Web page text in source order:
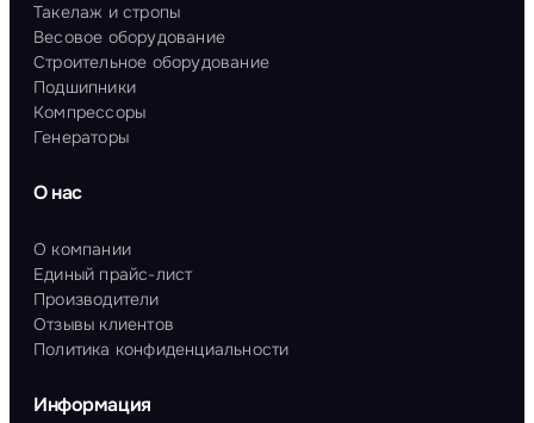
Такелаж и стропы
Весовое оборудование
Строительное оборудование
Подшипники
Компрессоры
Генераторы
О нас
О компании
Единый прайс-лист
Производители
Отзывы клиентов
Политика конфиденциальности
Информация